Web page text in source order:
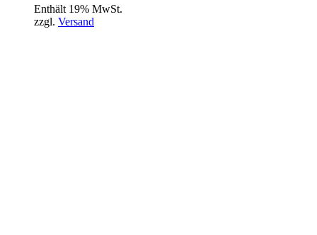
Enthält 19% MwSt.
zzgl. Versand